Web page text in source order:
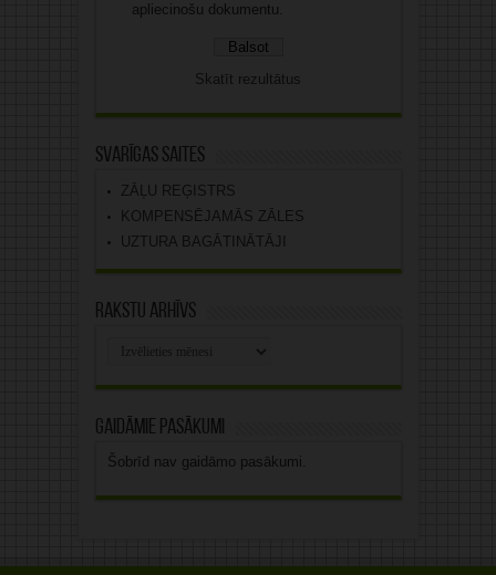
apliecinošu dokumentu.
Skatīt rezultātus
Svarīgas saites
ZĀĻU REĢISTRS
KOMPENSĒJAMĀS ZĀLES
UZTURA BAGĀTINĀTĀJI
Rakstu arhīvs
Gaidāmie pasākumi
Šobrīd nav gaidāmo pasākumi.